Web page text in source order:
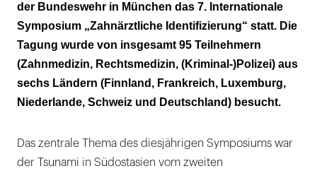
der Bundeswehr in München das 7. Internationale
Symposium „Zahnärztliche Identifizierung“ statt. Die
Tagung wurde von insgesamt 95 Teilnehmern
(Zahnmedizin, Rechtsmedizin, (Kriminal-)Polizei) aus
sechs Ländern (Finnland, Frankreich, Luxemburg,
Niederlande, Schweiz und Deutschland) besucht.
Das zentrale Thema des diesjährigen Symposiums war
der Tsunami in Südostasien vom zweiten